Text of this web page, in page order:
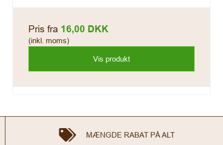
Pris fra 16,00 DKK
(inkl. moms)
Vis produkt
MÆNGDE RABAT PÅ ALT